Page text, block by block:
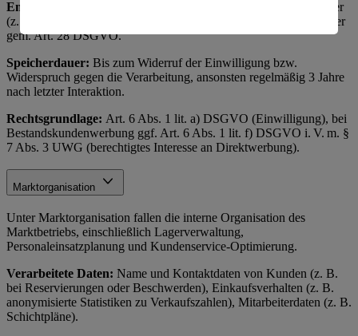
Empfänger:
Interne Marketingabteilung, ggf. externe Dienstleister
(z. B. Versanddienstleister, Werbeagenturen) als Auftragsverarbeiter
gem. Art. 28 DSGVO.
Speicherdauer: Bis zum Widerruf der Einwilligung bzw.
Widerspruch gegen die Verarbeitung, ansonsten regelmäßig 3 Jahre
nach letzter Interaktion.
Rechtsgrundlage: Art. 6 Abs. 1 lit. a) DSGVO (Einwilligung), bei
Bestandskundenwerbung ggf. Art. 6 Abs. 1 lit. f) DSGVO i. V. m. §
7 Abs. 3 UWG (berechtigtes Interesse an Direktwerbung).
Marktorganisation
Unter Marktorganisation fallen die interne Organisation des
Marktbetriebs, einschließlich Lagerverwaltung,
Personaleinsatzplanung und Kundenservice-Optimierung.
Verarbeitete Daten: Name und Kontaktdaten von Kunden (z. B.
bei Reservierungen oder Beschwerden), Einkaufsverhalten (z. B.
anonymisierte Statistiken zu Verkaufszahlen), Mitarbeiterdaten (z. B.
Schichtpläne).
Informationen zum Herausgeber der Seite findest du